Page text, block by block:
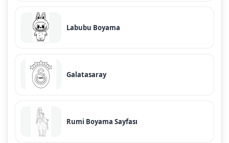
Labubu Boyama
Galatasaray
Rumi Boyama Sayfası